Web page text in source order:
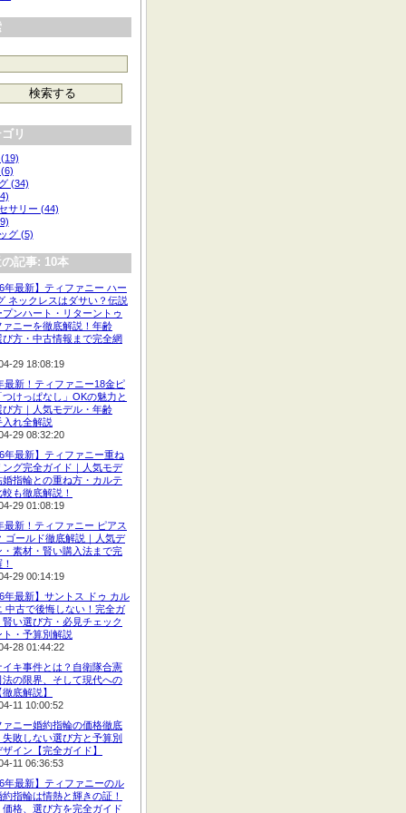
リ
(34)
サリー (44)
グ (5)
記事: 10本
年最新】ティファニー ハー
ネックレスはダサい？伝説
プンハート・リターントゥ
ァニーを徹底解説！年齢
び方・中古情報まで完全網
29 18:08:19
最新！ティファニー18金ピ
つけっぱなし」OKの魅力と
び方｜人気モデル・年齢
入れ全解説
29 08:32:20
年最新】ティファニー重ね
ング完全ガイド｜人気モデ
婚指輪との重ね方・カルテ
も徹底解説！
29 01:08:19
最新！ティファニー ピアス
ゴールド徹底解説｜人気デ
・素材・賢い購入法まで完
29 00:14:19
年最新】サントス ドゥ カル
中古で後悔しない！完全ガ
賢い選び方・必見チェック
ト・予算別解説
28 01:44:22
イキ事件とは？自衛隊合憲
法の限界、そして現代への
底解説】
11 10:00:52
ァニー婚約指輪の価格徹底
失敗しない選び方と予算別
イン【完全ガイド】
11 06:36:53
年最新】ティファニーのル
指輪は情熱と輝きの証！
価格、選び方を完全ガイド